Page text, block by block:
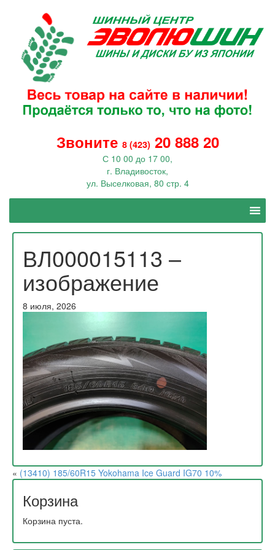
Звоните 8 (423) 20 888 20
С 10 00 до 17 00,
г. Владивосток,
ул. Выселковая, 80 стр. 4
ВЛ000015113 –
изображение
8 июля, 2026
« (13410) 185/60R15 Yokohama Ice Guard IG70 10%
Корзина
Корзина пуста.